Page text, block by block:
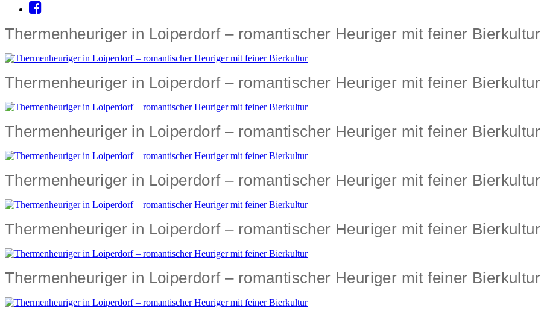
Thermenheuriger in Loiperdorf – romantischer Heuriger mit feiner Bierkultur
Thermenheuriger in Loiperdorf – romantischer Heuriger mit feiner Bierkultur
Thermenheuriger in Loiperdorf – romantischer Heuriger mit feiner Bierkultur
Thermenheuriger in Loiperdorf – romantischer Heuriger mit feiner Bierkultur
Thermenheuriger in Loiperdorf – romantischer Heuriger mit feiner Bierkultur
Thermenheuriger in Loiperdorf – romantischer Heuriger mit feiner Bierkultur